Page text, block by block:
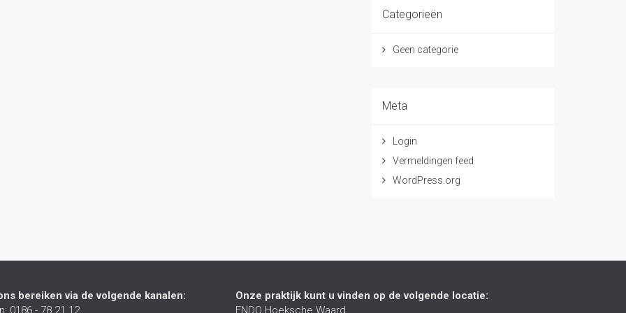
Categorieën
Geen categorie
Meta
Login
Vermeldingen feed
WordPress.org
bereiken via de volgende kanalen:
0186 - 78 21 12
Onze praktijk kunt u vinden op de volgende locatie:
ENDO Hoeksche Waard